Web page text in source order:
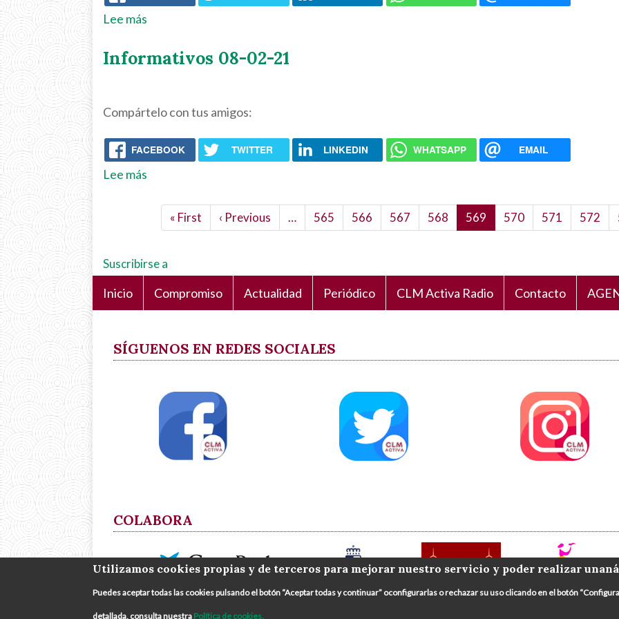
Lee más
09-
/
Uso
adecuado
sociales
Informativos 08-02-21
Compártelo con tus amigos:
FACEBOOK TWITTER LINKEDIN WHATSAPP EMAIL
Lee más
02-
Paginación
Primera
página
« First
Página
anterior
‹ Previous … Page
565 Page
566 Page
567 Page
568
Página
actual
569 Page
570 Page
571 Page
572
Suscribirse a
Navegación
principal
Inicio Compromiso Actualidad Periódico CLM Activa Radio Contacto
SÍGUENOS EN REDES SOCIALES
COLABORA
Utilizamos cookies propias y de terceros para mejorar nuestro servicio y poder realizar
Puedes aceptar todas las cookies pulsando el botón “Aceptar todas y continuar” oconfigurarlas o rechazar su uso clicando en el botón
detallada, consulta nuestra Política de cookies.